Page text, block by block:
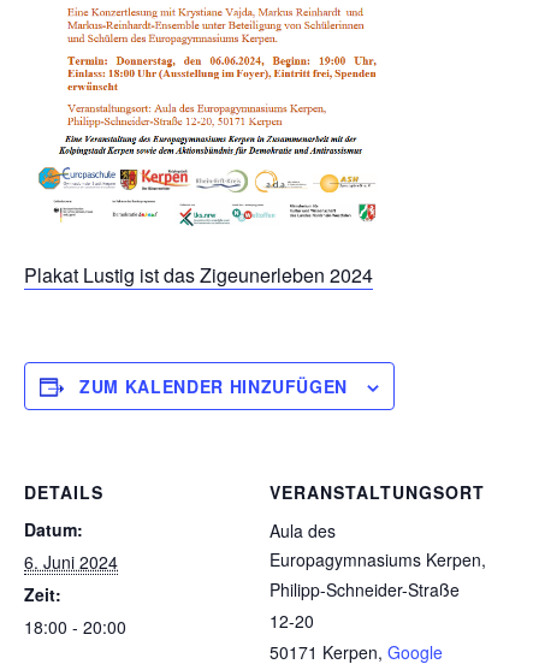
Plakat Lustig ist das Zigeunerleben 2024
ZUM KALENDER HINZUFÜGEN
DETAILS
Datum:
6. Juni 2024
Zeit:
18:00 - 20:00
VERANSTALTUNGSORT
Aula des
Europagymnasiums Kerpen,
Philipp-Schneider-Straße
12-20
50171 Kerpen, Google